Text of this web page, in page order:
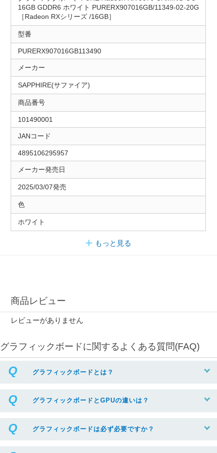
16GB GDDR6 ホワイト PURERX907016GB/11349-02-20G
［Radeon RXシリーズ /16GB］
型番
PURERX907016GB113490
メーカー
SAPPHIRE(サファイア)
商品番号
101490001
JANコード
4895106295957
メーカー発売日
2025/03/07発売
色
ホワイト
もっと見る
商品レビュー
レビューがありません
グラフィックボードに関するよくある質問(FAQ)
グラフィックボードとは？
グラフィックボードとGPUの違いは？
グラフィックボードは必ず必要ですか？